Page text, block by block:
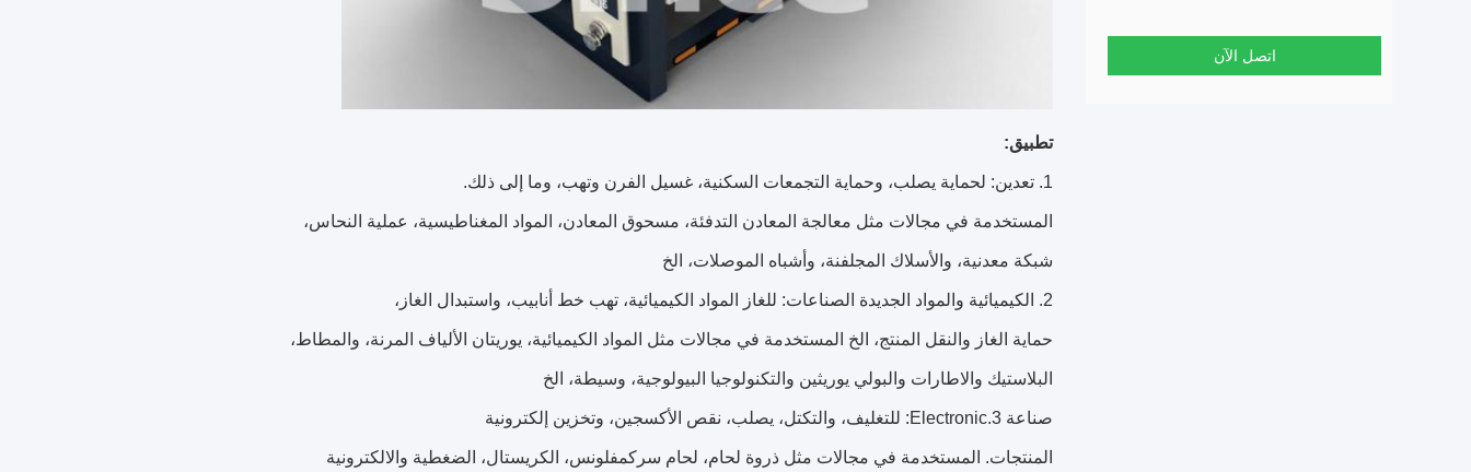
اتصل الآن
تطبيق:
1. تعدين: لحماية يصلب، وحماية التجمعات السكنية، غسيل الفرن وتهب، وما إلى ذلك.
المستخدمة في مجالات مثل معالجة المعادن التدفئة، مسحوق المعادن، المواد المغناطيسية، عملية النحاس،
شبكة معدنية، والأسلاك المجلفنة، وأشباه الموصلات، الخ
2. الكيميائية والمواد الجديدة الصناعات: للغاز المواد الكيميائية، تهب خط أنابيب، واستبدال الغاز،
حماية الغاز والنقل المنتج، الخ المستخدمة في مجالات مثل المواد الكيميائية، يوريتان الألياف المرنة، والمطاط،
البلاستيك والاطارات والبولي يوريثين والتكنولوجيا البيولوجية، وسيطة، الخ
صناعة 3.Electronic: للتغليف، والتكتل، يصلب، نقص الأكسجين، وتخزين إلكترونية
المنتجات. المستخدمة في مجالات مثل ذروة لحام، لحام سركمفلونس، الكريستال، الضغطية والالكترونية